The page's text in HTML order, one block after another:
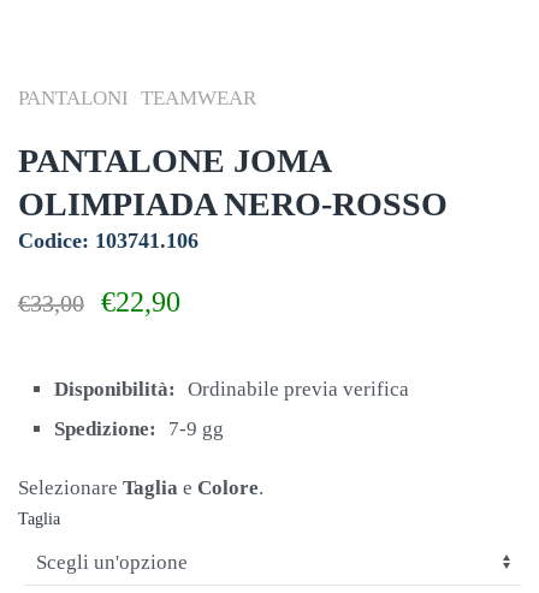
PANTALONI TEAMWEAR
PANTALONE JOMA
OLIMPIADA NERO-ROSSO
Codice: 103741.106
€33,00
era:
€22,90
è:
Disponibilità:
Ordinabile previa verifica
Spedizione:
7-9 gg
Selezionare Taglia e Colore.
Taglia